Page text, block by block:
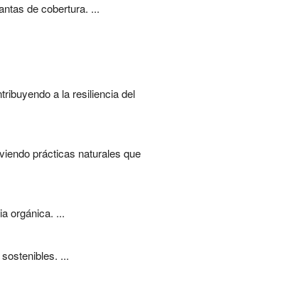
de cobertura. ...
a la resiliencia del
prácticas naturales que
orgánica. ...
...